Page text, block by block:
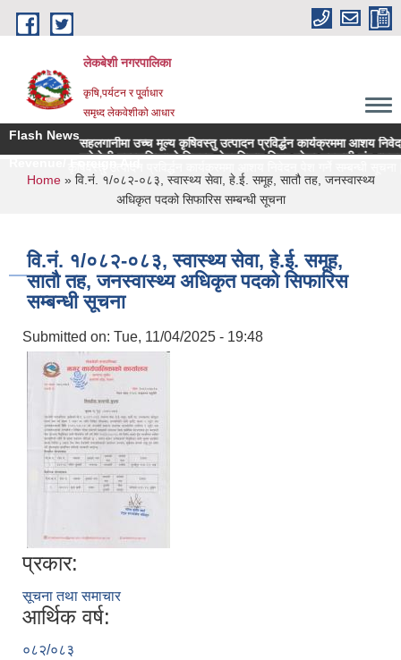
Skip to main content
लेकबेशी नगरपालिका
कृषि,पर्यटन र पू्र्वाधार
समृध्द लेकवेशीको आधार
Flash News
सहलगानीमा उच्च मूल्य कृषिवस्तु उत्पादन प्रविर्द्धन कार्यक्रममा आशय निवेदन
लकेवेशी नगरपालिकाको नियमन क्षेत्रधिकार भित्र रहेका सहकारी
You are here
Home» वि.नं. १/०८२-०८३, स्वास्थ्य सेवा, हे.ई. समूह, सातौ तह, जनस्वास्थ्य
अधिकृत पदको सिफारिस सम्बन्धी सूचना
वि.नं. १/०८२-०८३, स्वास्थ्य सेवा, हे.ई. समूह,
सातौ तह, जनस्वास्थ्य अधिकृत पदको सिफारिस
सम्बन्धी सूचना
Submitted on: Tue, 11/04/2025 - 19:48
प्रकार:
सूचना तथा समाचार
आर्थिक वर्ष:
०८२/०८३